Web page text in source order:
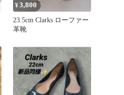
¥3,800
23.5cm Clarks ローファー
革靴